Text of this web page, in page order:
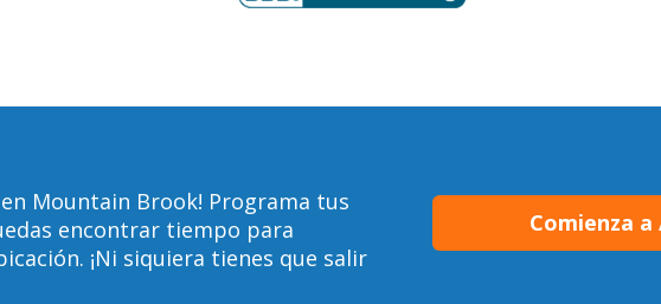
Mountain Brook! Programa tus
encontrar tiempo para
¡Ni siquiera tienes que salir
Comienza